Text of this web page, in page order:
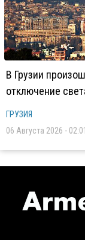
В Грузии
отключение
ГРУЗИЯ
06 Августа 2026 - 02:01